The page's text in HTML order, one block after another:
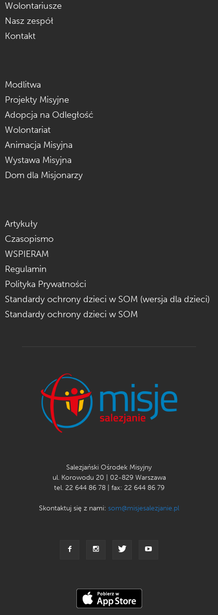
Wolontariusze
Nasz zespół
Kontakt
Modlitwa
Projekty Misyjne
Adopcja na Odległość
Wolontariat
Animacja Misyjna
Wystawa Misyjna
Dom dla Misjonarzy
Artykuły
Czasopismo
WSPIERAM
Regulamin
Polityka Prywatności
Standardy ochrony dzieci w SOM (wersja dla dzieci)
Standardy ochrony dzieci w SOM
Salezjański Ośrodek Misyjny
ul. Korowodu 20 | 02-829 Warszawa
tel. 22 644 86 78 | fax: 22 644 86 79
Skontaktuj się z nami: som@misjesalezjanie.pl